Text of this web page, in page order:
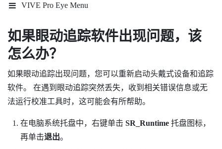
VIVE Pro Eye Menu
如果眼动追踪软件出现问题，该
怎么办？
如果眼动追踪出现问题，您可以重新启动头戴式设备和追踪
软件。 在遇到眼动追踪突然丢失，收到相关错误信息或无
法运行校准工具时，这可能会有所帮助。
在电脑系统托盘中，右键单击 SR_Runtime托盘图标，
再单击退出。